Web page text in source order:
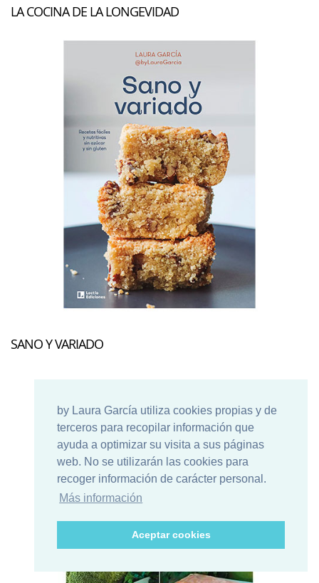
by Laura García utiliza cookies propias y de
terceros para recopilar información que
ayuda a optimizar su visita a sus páginas
web. No se utilizarán las cookies para
recoger información de carácter personal.
Más información
Aceptar cookies
LA COCINA DE LA LONGEVIDAD
SANO Y VARIADO